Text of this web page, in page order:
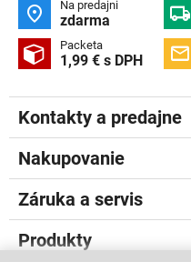
 Na predajni
zdarma 
 Packeta
1,99 € s DPH 
Kontakty a predajne
Nakupovanie
Záruka a servis
Produkty